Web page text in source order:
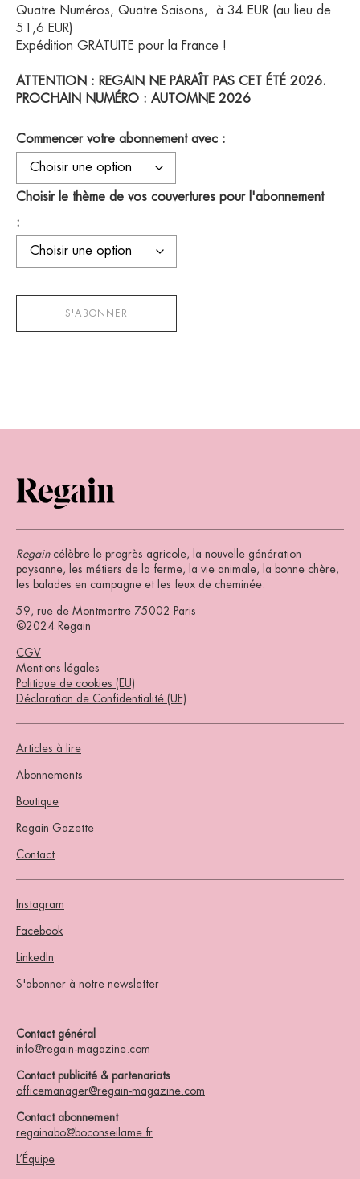
Quatre Numéros, Quatre Saisons, à 34 EUR (au lieu de
51,6 EUR)
Expédition GRATUITE pour la France !
ATTENTION : REGAIN NE PARAÎT PAS CET ÉTÉ 2026.
PROCHAIN NUMÉRO : AUTOMNE 2026
Commencer votre abonnement avec :
Choisir le thème de vos couvertures pour l'abonnement
:
S'ABONNER
Regaincélèbre le progrès agricole, la nouvelle génération
paysanne, les métiers de la ferme, la vie animale, la bonne chère,
les balades en campagne et les feux de cheminée.
59, rue de Montmartre 75002 Paris
©2024 Regain
CGV
Mentions légales
Politique de cookies (EU)
Déclaration de Confidentialité (UE)
Articles à lire
Abonnements
Boutique
Regain Gazette
Contact
Instagram
Facebook
LinkedIn
S'abonner à notre newsletter
Contact général
info@regain-magazine.com
Contact publicité & partenariats
officemanager@regain-magazine.com
Contact abonnement
regainabo@boconseilame.fr
L’Équipe